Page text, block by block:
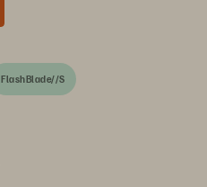
FlashBlade//S